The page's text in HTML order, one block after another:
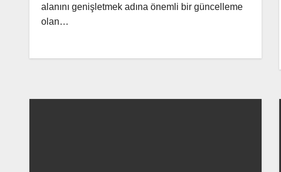
alanını genişletmek adına önemli bir güncelleme
olan…